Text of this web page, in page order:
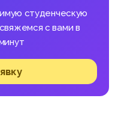
студенческую
с вами в